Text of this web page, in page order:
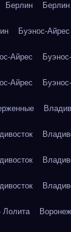
Берлин Берлин
Буэнос-Айрес
Айрес
Айрес
Лолита Воронеж